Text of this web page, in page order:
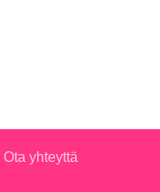
Ota yhteyttä